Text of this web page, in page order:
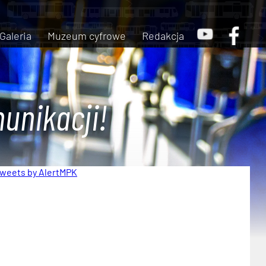
Galeria Muzeum cyfrowe Redakcja
by AlertMPK